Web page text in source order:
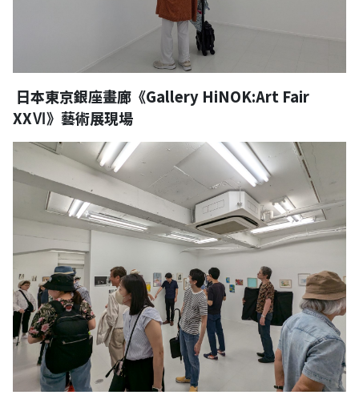
日本東京銀座畫廊《Gallery HiNOK:Art Fair
XXⅥ》藝術展現場